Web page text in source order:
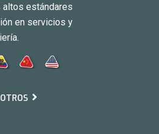
estándares
en servicios y